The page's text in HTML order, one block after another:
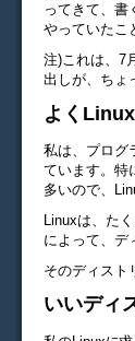
ってきて、書
やっていたこ
注)これは、7
出しが、ちょ
よく
私は、プログ
ています。特
多いので、
Linuxは、た
によって、デ
そのディスト
いいディ